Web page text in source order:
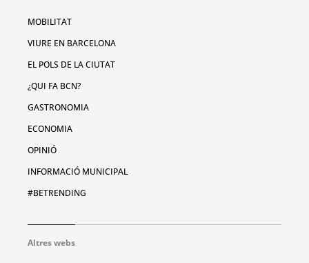
MOBILITAT
VIURE EN BARCELONA
EL POLS DE LA CIUTAT
¿QUI FA BCN?
GASTRONOMIA
ECONOMIA
OPINIÓ
INFORMACIÓ MUNICIPAL
#BETRENDING
Altres webs